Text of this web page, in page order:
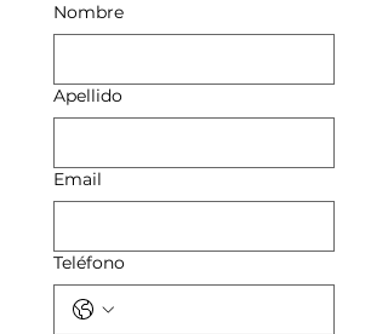
Nombre
Apellido
Email
Teléfono